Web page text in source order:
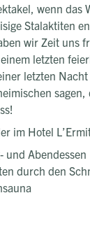
wenn das
Stalaktiten
wir Zeit uns
letzten
letzten
sagen,
im Hotel
und Abendessen
durch den